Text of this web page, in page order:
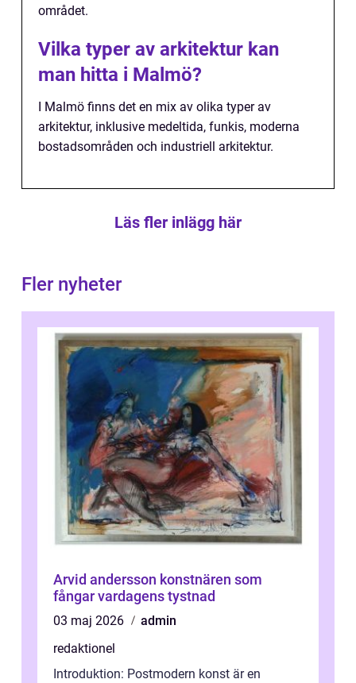
området.
Vilka typer av arkitektur kan
man hitta i Malmö?
I Malmö finns det en mix av olika typer av
arkitektur, inklusive medeltida, funkis, moderna
bostadsområden och industriell arkitektur.
Läs fler inlägg här
Fler nyheter
Arvid andersson konstnären som
fångar vardagens tystnad
03 maj 2026
admin
redaktionel
Introduktion: Postmodern konst är en